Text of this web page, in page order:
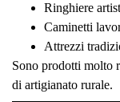
Ringhiere
Caminetti
Attrezzi
Sono prodotti molto
di artigianato rurale.